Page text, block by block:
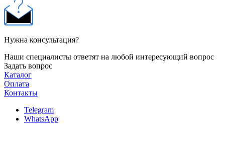
Нужна консультация?
Наши специалисты ответят на любой интересующий вопрос
Задать вопрос
Каталог
Оплата
Контакты
Telegram
WhatsApp